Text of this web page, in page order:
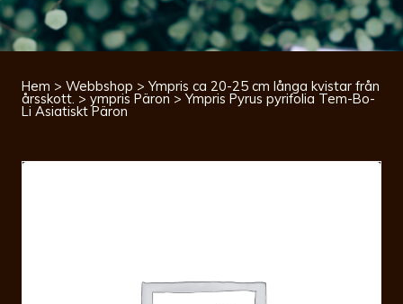
Hem > Webbshop > Ympris ca 20-25 cm långa kvistar från
årsskott. > ympris Päron > Ympris Pyrus pyrifolia Tem-Bo-
Li Asiatiskt Päron